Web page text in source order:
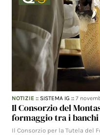
NOTIZIE :: SISTEMA IG ::7
Il Consorzio del
formaggio tra i
Il Consorzio per la Tutela del